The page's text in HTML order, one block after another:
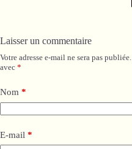
Laisser un commentaire
Votre adresse e-mail ne sera pas publiée.
avec *
Nom *
E-mail *